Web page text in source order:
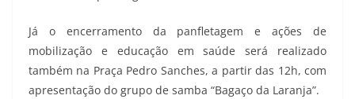
Já o encerramento da panfletagem e ações de
mobilização e educação em saúde será realizado
também na Praça Pedro Sanches, a partir das 12h, com
apresentação do grupo de samba “Bagaço da Laranja”.